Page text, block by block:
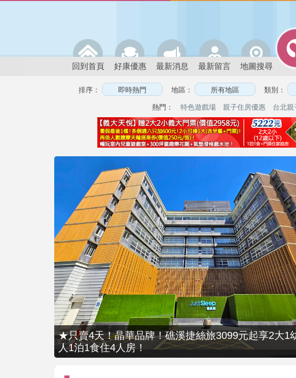
回到首頁 好康優惠 最新消息 最新留言 地圖搜尋
排序： 地區： 類別：
熱門： 特色遊戲場 親子住房優惠 台北親
★只賣4天！晶華品牌！礁溪捷絲旅3099元起享2大1
人1泊1食住4人房！